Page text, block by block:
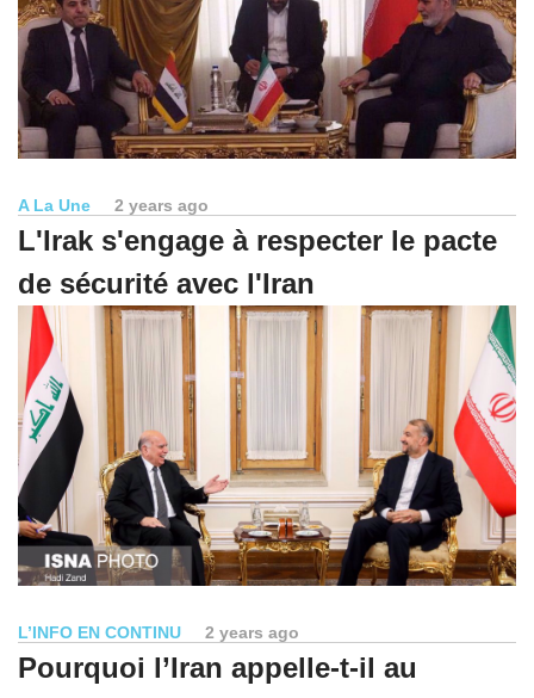
A La Une 2 years ago
L'Irak s'engage à respecter le pacte
de sécurité avec l'Iran
L’INFO EN CONTINU 2 years ago
Pourquoi l’Iran appelle-t-il au